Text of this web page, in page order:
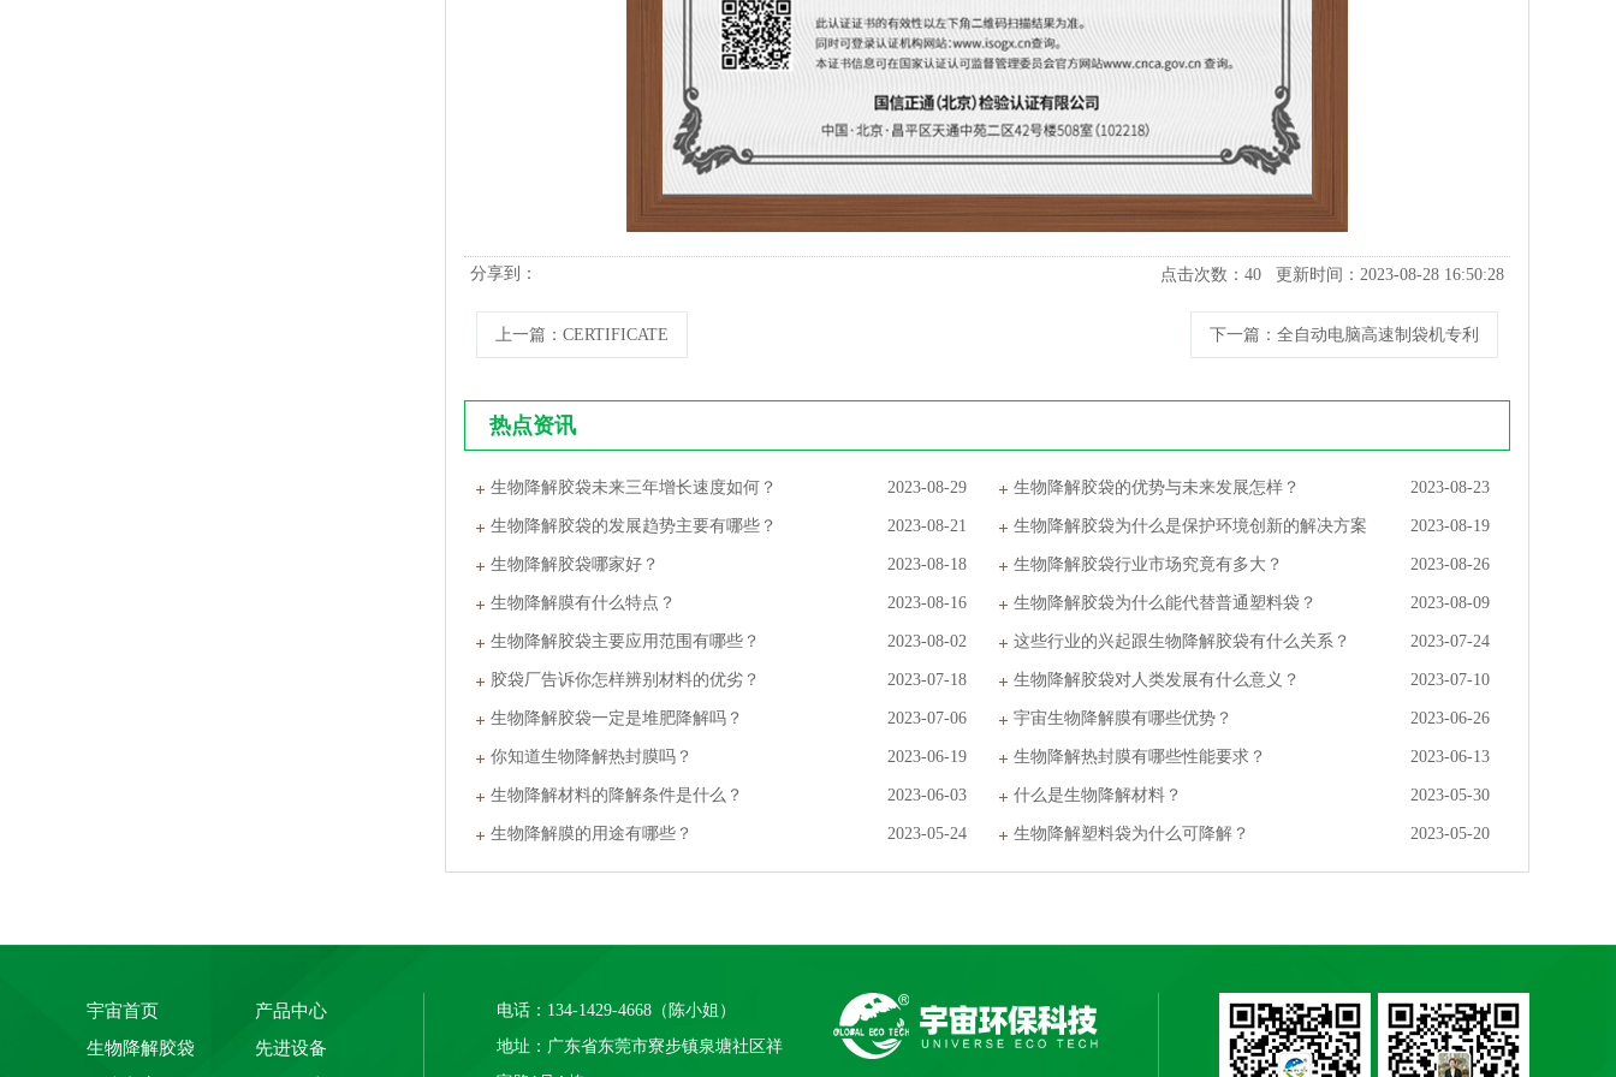
分享到： 点击次数： 40 更新时间：2023-08-28 16:50:28
上一篇 ：CERTIFICATE 下一篇 ：全自动电脑高速制袋机专利
热点资讯
2023-08-29
生物降解胶袋未来三年增长速度如何？ 2023-08-23
生物降解胶袋的优势与未来发展怎样？
2023-08-21
生物降解胶袋的发展趋势主要有哪些？ 2023-08-19
生物降解胶袋为什么是保护环境创新的解决方案
2023-08-18
生物降解胶袋哪家好？ 2023-08-26
生物降解胶袋行业市场究竟有多大？
2023-08-16
生物降解膜有什么特点？ 2023-08-09
生物降解胶袋为什么能代替普通塑料袋？
2023-08-02
生物降解胶袋主要应用范围有哪些？ 2023-07-24
这些行业的兴起跟生物降解胶袋有什么关系？
2023-07-18
胶袋厂告诉你怎样辨别材料的优劣？ 2023-07-10
生物降解胶袋对人类发展有什么意义？
2023-07-06
生物降解胶袋一定是堆肥降解吗？ 2023-06-26
宇宙生物降解膜有哪些优势？
2023-06-19
你知道生物降解热封膜吗？ 2023-06-13
生物降解热封膜有哪些性能要求？
2023-06-03
生物降解材料的降解条件是什么？ 2023-05-30
什么是生物降解材料？
2023-05-24
生物降解膜的用途有哪些？ 2023-05-20
生物降解塑料袋为什么可降解？
宇宙首页
产品中心
生物降解胶袋
先进设备
电话：134-1429-4668（陈小姐）
地址：广东省东莞市寮步镇泉塘社区祥